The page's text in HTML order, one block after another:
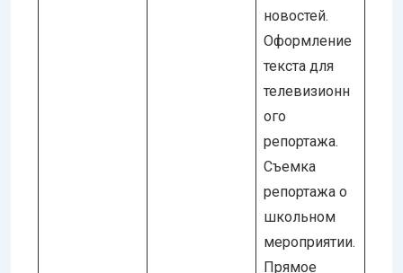
новостей.
Оформление
текста для
телевизионн
ого
репортажа.
Съемка
репортажа о
школьном
мероприятии.
Прямое